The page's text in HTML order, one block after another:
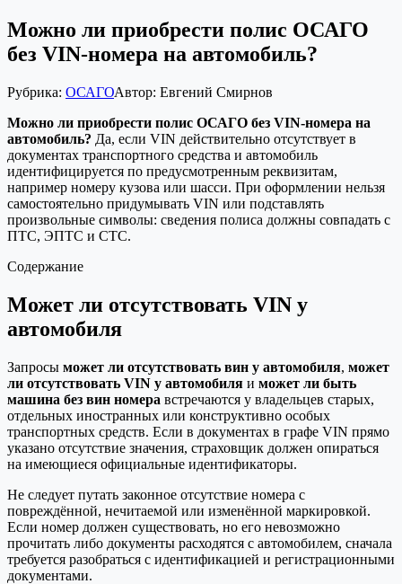
Можно ли приобрести полис ОСАГО
без VIN-номера на автомобиль?
Рубрика: ОСАГОАвтор: Евгений Смирнов
Можно ли приобрести полис ОСАГО без VIN-номера на
автомобиль? Да, если VIN действительно отсутствует в
документах транспортного средства и автомобиль
идентифицируется по предусмотренным реквизитам,
например номеру кузова или шасси. При оформлении нельзя
самостоятельно придумывать VIN или подставлять
произвольные символы: сведения полиса должны совпадать с
ПТС, ЭПТС и СТС.
Содержание
Может ли отсутствовать VIN у
автомобиля
Запросы может ли отсутствовать вин у автомобиля, может
ли отсутствовать VIN у автомобиля и может ли быть
машина без вин номера встречаются у владельцев старых,
отдельных иностранных или конструктивно особых
транспортных средств. Если в документах в графе VIN прямо
указано отсутствие значения, страховщик должен опираться
на имеющиеся официальные идентификаторы.
Не следует путать законное отсутствие номера с
повреждённой, нечитаемой или изменённой маркировкой.
Если номер должен существовать, но его невозможно
прочитать либо документы расходятся с автомобилем, сначала
требуется разобраться с идентификацией и регистрационными
документами.